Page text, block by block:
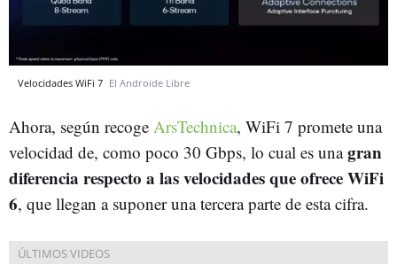
Velocidades WiFi 7 El Androide Libre
Ahora, según recoge ArsTechnica, WiFi 7 promete una
velocidad de, como poco 30 Gbps, lo cual es unagran
diferencia respecto a las velocidades que ofrece WiFi
6, que llegan a suponer una tercera parte de esta cifra.